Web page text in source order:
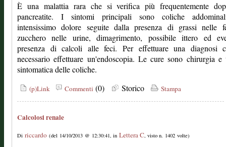
È una malattia rara che si verifica più frequentemente
pancreatite. I sintomi principali sono coliche
intensissimo dolore seguite dalla presenza di grassi nelle
zucchero nelle urine, dimagrimento, possibile ittero ed
presenza di calcoli alle feci. Per effettuare una diagnosi
necessario effettuare un'endoscopia. Le cure sono chirurgia e
sintomatica delle coliche.
(p)Link Commenti (0) Storico Stampa
Calcolosi renale
Di riccardo (del 14/10/2013 @ 12:30:41, in Lettera C, visto n. 1402 volte)